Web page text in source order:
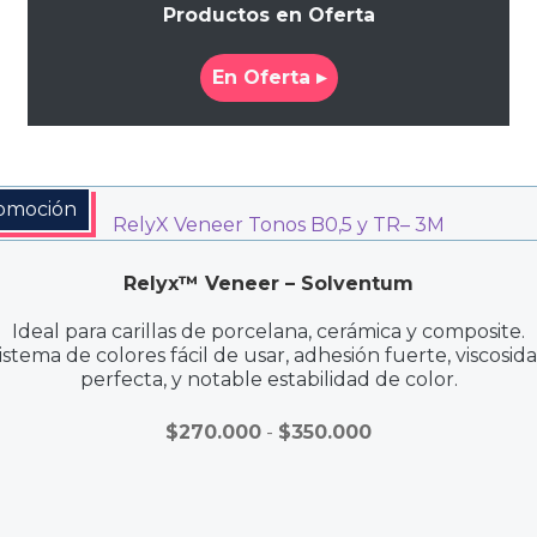
Productos en Oferta
En Oferta ▸
Relyx™ Veneer – Solventum
Ideal para carillas de porcelana, cerámica y composite.
de colores fácil de usar, adhesión fuerte,
perfecta, y notable estabilidad de color.
$270.000 - $350.000Rango